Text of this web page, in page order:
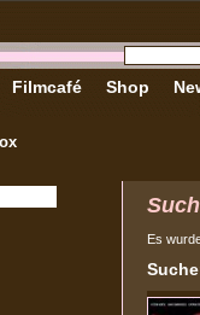
Filmcafé Shop
Es